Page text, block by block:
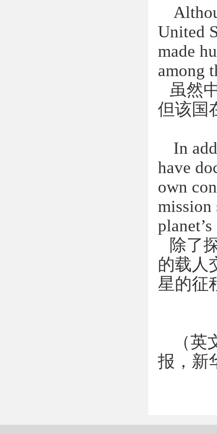
United
made
among
虽然
但该国
In
have
own
mission
除了
的载人
星的征
（
报，新